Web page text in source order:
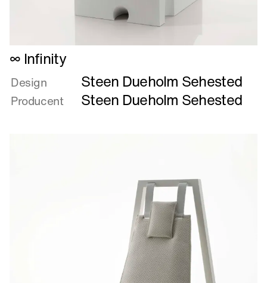
Læs
mere
om
∞
Infinity
∞ Infinity
Design Steen Dueholm Sehested
Producent Steen Dueholm Sehested